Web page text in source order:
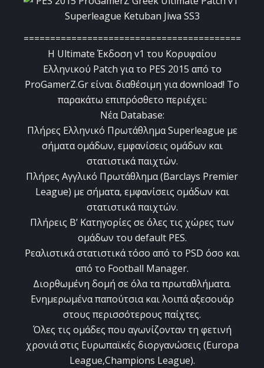
H Ultimate Έκδοση v1 του Κορυφαίου
Ελληνικού Patch για το PES 2015 από το
ProGamerZ.Gr είναι διαθέσιμη για download! Το
παρακάτω επιπρόσθετο περιέχει:
Νέα Database:
Πλήρες Ελληνικό Πρωτάθλημα Superleague με
σήματα ομάδων, εμφανίσεις ομάδων και
στατιστικά παιχτών.
Πλήρες Αγγλικό Πρωτάθλημα (Barclays Premier
League) με σήματα, εμφανίσεις ομάδων και
στατιστικά παιχτών.
Πλήρεις Β’ Κατηγορίες σε όλες τις χώρες των
ομάδων του default PES.
Ρεαλιστικά στατιστικά τόσο από το PSD όσο και
από το Football Manager.
Διορθωμένη δομή σε όλα τα πρωταθλήματα.
Ενημερωμένα παπούτσια και λοιπά αξεσουάρ
στους περισσότερους παίχτες.
Όλες τις ομάδες που αγωνίζονταν τη φετινή
χρονιά στις Ευρωπαϊκές διοργανώσεις (Europa
League,Champions League).